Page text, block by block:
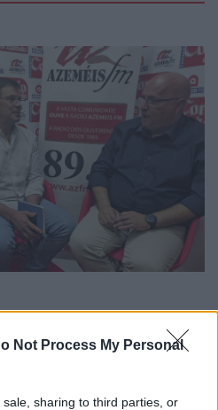
Not Process My Personal
sharing to third parties, or